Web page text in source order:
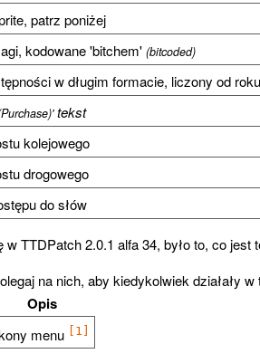
patrz poniżej
kodowane 'bitchem' (bitcoded)
w długim formacie, liczony od
tekst
kolejowego
drogowego
do słów
TTDPatch 2.0.1 alfa 34, było to, co jest
na nich, aby kiedykolwiek działały
Opis
menu [1]